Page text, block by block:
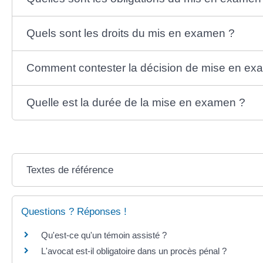
Quels sont les droits du mis en examen ?
Comment contester la décision de mise en
Quelle est la durée de la mise en examen ?
Textes de référence
Questions ? Réponses !
Qu'est-ce qu'un témoin assisté ?
L'avocat est-il obligatoire dans un procès pénal ?